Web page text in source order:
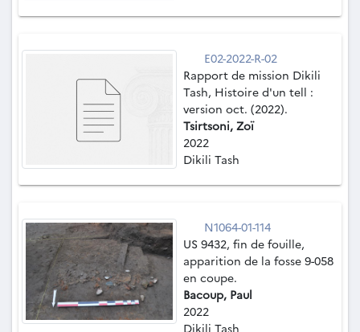
E02-2022-R-02
Rapport de mission Dikili
Tash, Histoire d'un tell :
version oct. (2022).
Tsirtsoni, Zoï
2022
Dikili Tash
N1064-01-114
US 9432, fin de fouille,
apparition de la fosse 9-058
en coupe.
Bacoup, Paul
2022
Dikili Tash